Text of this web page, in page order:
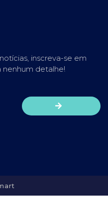
inscreva-se em
nenhum detalhe!